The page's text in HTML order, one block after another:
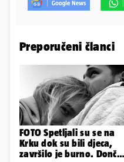
Preporučeni članci
FOTO Spetljali su se na
Krku dok su bili djeca,
završilo je burno. Dončić